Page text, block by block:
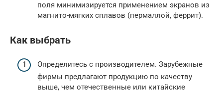
поля минимизируется применением экранов из
магнито-мягких сплавов (пермаллой, феррит).
Как выбрать
Определитесь с производителем. Зарубежные
фирмы предлагают продукцию по качеству
выше, чем отечественные или китайские